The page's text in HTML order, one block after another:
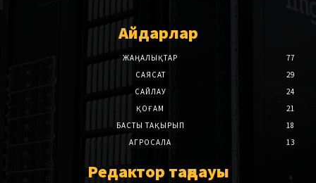
Айдарлар
ЖАҢАЛЫҚТАР
77
САЯСАТ
29
САЙЛАУ
24
ҚОҒАМ
21
БАСТЫ ТАҚЫРЫП
18
АГРОСАЛА
13
Редактор таңдауы